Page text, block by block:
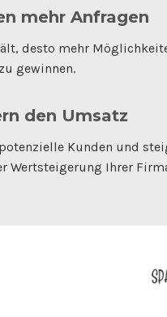
mehr Anfragen
desto mehr
gewinnen.
den Umsatz
Kunden und
Wertsteigerung Ihrer